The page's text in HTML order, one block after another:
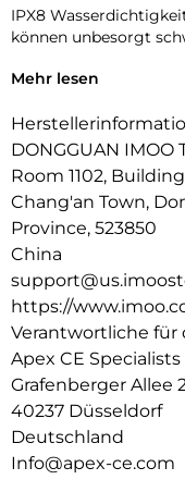
IPX8
können unbesorgt
Klassenmodus: Um zu
festlegen.
Ablehnung
du unbekannte
Mehrsprachige
Deutsch, Polnisch,
Mehr lesen
DONGGUAN IMOO
Room 1102,
Chang'an Town,
Province, 523850
China
https://
Verantwortliche für
Apex CE
Grafenberger Allee
40237 Düsseldorf
Deutschland
Info@apex-ce.com